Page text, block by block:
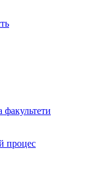
факультети
процес